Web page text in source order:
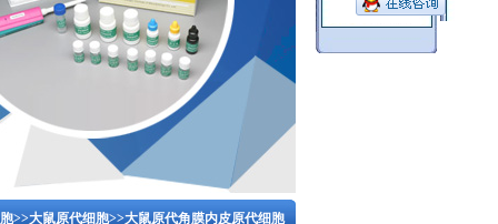
>>大鼠原代细胞>>大鼠原代角膜内皮原代细胞